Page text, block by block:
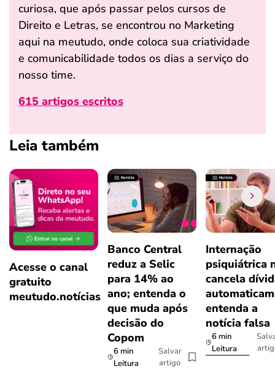
curiosa, que após passar pelos cursos de
Direito e Letras, se encontrou no Marketing
aqui na meutudo, onde coloca sua criatividade
e comunicabilidade todos os dias a serviço do
nosso time.
615 artigos escritos
Leia também
Acesse o canal
gratuito
meutudo.notícias
Banco Central
reduz a Selic
para 14% ao
ano; entenda o
que muda após
decisão do
Copom
6 min
Leitura
Salvar
artigo
Internação
psiquiátrica
cancela
entenda a
notícia falsa
6 min
Leitura